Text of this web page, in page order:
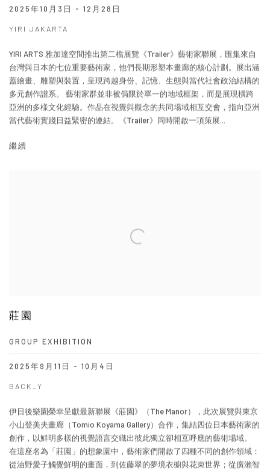
2025年10月3日 - 12月28日
YIRI JAKARTA
YIRI ARTS 雅加達空間推出第二檔展覽《Trailer》藝術家聯展，匯集來自
台灣與日本的七位重要藝術家，他們長期形塑本畫廊的核心計劃。展出涵
蓋繪畫、雕塑與裝置，呈現跨越身份、記憶、生態與當代社會政治結構的
多元創作譜系。 藝術家群並非被侷限於單一的地域框架，而是展現橫跨
亞洲的多樣文化經驗。作品在視覺與觀念的共同場域相互交會，指向亞洲
當代藝術實踐日益緊密的連結。《Trailer》同時開啟一項策展...
繼續
莊園
GROUP EXHIBITION
2025年9月11日 - 10月4日
BACK_Y
伊日後樂園榮幸呈獻最新聯展《莊園》（The Manor），此次展覽與東京
小山登美夫畫廊（Tomio Koyama Gallery）合作，集結四位日本藝術家的
創作，以鮮明多樣的視覺語言交織出彼此獨立卻相互呼應的藝術場域。
在這座名為「莊園」的想象園中，藝術家們開啟了四種不同的創作領域：
從油野愛子觸覺鮮明的畫面，到佐藤翠的夢境衣櫥與花束世界；從廣瀨智